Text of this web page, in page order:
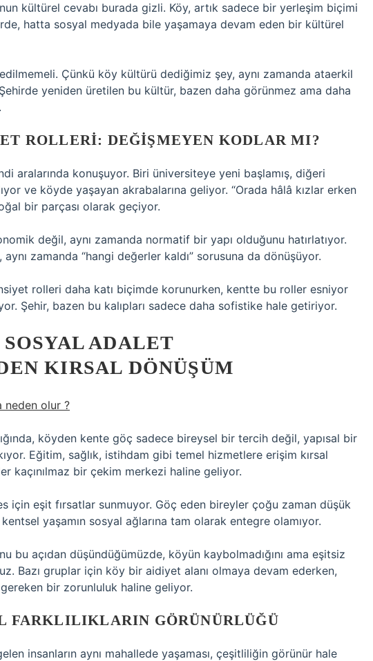
kültürel cevabı burada gizli. Köy, artık sadece bir yerleşim biçimi
hatta sosyal medyada bile yaşamaya devam eden bir kültürel
Çünkü köy kültürü dediğimiz şey, aynı zamanda ataerkil
Şehirde yeniden üretilen bu kültür, bazen daha görünmez ama daha
ROLLERI: DEĞIŞMEYEN KODLAR MI?
aralarında konuşuyor. Biri üniversiteye yeni başlamış, diğeri
ve köyde yaşayan akrabalarına geliyor. “Orada hâlâ kızlar erken
bir parçası olarak geçiyor.
değil, aynı zamanda normatif bir yapı olduğunu hatırlatıyor.
aynı zamanda “hangi değerler kaldı” sorusuna da dönüşüyor.
rolleri daha katı biçimde korunurken, kentte bu roller esniyor
Şehir, bazen bu kalıpları sadece daha sofistike hale getiriyor.
ADALET
KIRSAL DÖNÜŞÜM
neden olur ?
köyden kente göç sadece bireysel bir tercih değil, yapısal bir
Eğitim, sağlık, istihdam gibi temel hizmetlere erişim kırsal
kaçınılmaz bir çekim merkezi haline geliyor.
için eşit fırsatlar sunmuyor. Göç eden bireyler çoğu zaman düşük
yaşamın sosyal ağlarına tam olarak entegre olamıyor.
bu açıdan düşündüğümüzde, köyün kaybolmadığını ama eşitsiz
Bazı gruplar için köy bir aidiyet alanı olmaya devam ederken,
gereken bir zorunluluk haline geliyor.
FARKLILIKLARIN GÖRÜNÜRLÜĞÜ
insanların aynı mahallede yaşaması, çeşitliliğin görünür hale